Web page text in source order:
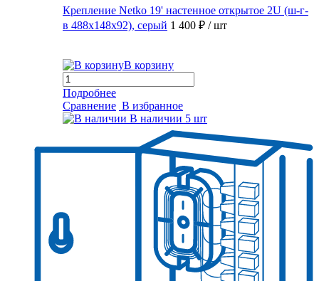
Крепление Netko 19' настенное открытое 2U (ш-г-
в 488х148х92), серый 1 400 ₽ / шт
В корзину
Подробнее
Сравнение В избранное
В наличии 5 шт